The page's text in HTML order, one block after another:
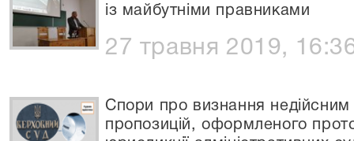
із майбутніми правниками
27 травня 2019,
Спори про визнання
пропозицій, оформленого